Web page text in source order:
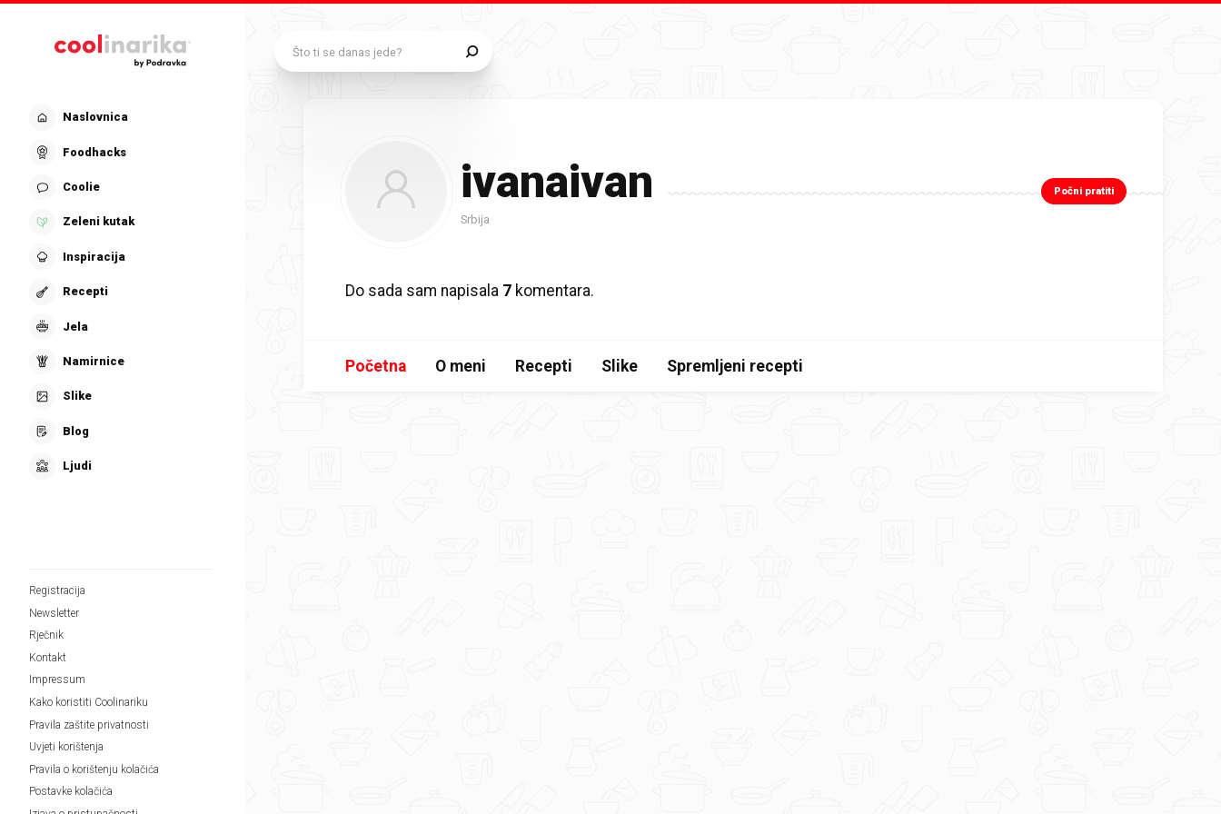
Naslovnica
Foodhacks
Coolie
Zeleni kutak
Inspiracija
Recepti
Jela
Namirnice
Slike
Blog
Ljudi
Registracija
Newsletter
Rječnik
Kontakt
Impressum
Kako koristiti Coolinariku
Pravila zaštite privatnosti
Uvjeti korištenja
Pravila o korištenju kolačića
Postavke kolačića
ivanaivan
Srbija
Počni pratiti
Do sada sam napisala 7 komentara.
Početna O meni Recepti Slike Spremljeni recepti
Što ti se danas jede?